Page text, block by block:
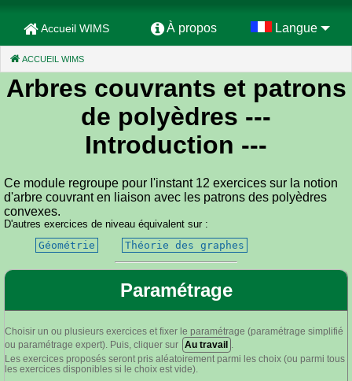
Accueil WIMS À propos Langue
ACCUEIL WIMS
Arbres couvrants et patrons
de polyèdres ---
Introduction ---
Ce module regroupe pour l'instant 12 exercices sur la notion
d'arbre couvrant en liaison avec les patrons des polyèdres
convexes.
D'autres exercices de niveau équivalent sur :
Géométrie
Théorie des graphes
Paramétrage
Choisir un ou plusieurs exercices et fixer le paramétrage (paramétrage simplifié
ou paramétrage expert). Puis, cliquer sur Au travail
Les exercices proposés seront pris aléatoirement parmi les choix (ou parmi tous
les exercices disponibles si le choix est vide).